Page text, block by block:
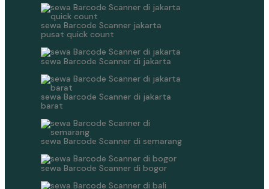
sewa Barcode Scanner jakarta
pusat quick count
sewa Barcode Scanner di jakarta
sewa Barcode Scanner di jakarta
barat
sewa Barcode Scanner di semarang
sewa Barcode Scanner di bogor